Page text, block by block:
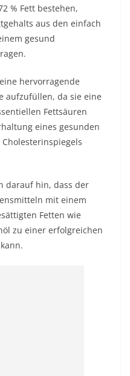
% Fett bestehen,
aus den einfach
gesund
hervorragende
aufzufüllen, da sie eine
Fettsäuren
eines gesunden
darauf hin, dass der
mit einem
Fetten wie
zu einer erfolgreichen